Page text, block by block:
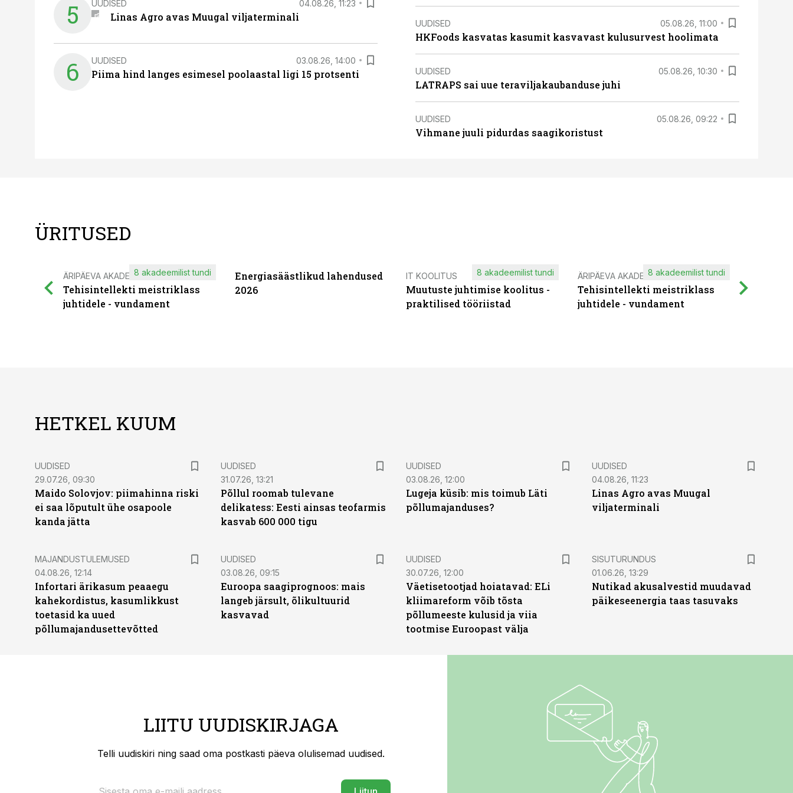
5 UUDISED 04.08.26, 11:23
Linas Agro avas Muugal viljaterminali
6 UUDISED 03.08.26, 14:00
Piima hind langes esimesel poolaastal ligi 15 protsenti
UUDISED 05.08.26, 11:00
HKFoods kasvatas kasumit kasvavast kulusurvest hoolimata
UUDISED 05.08.26, 10:30
LATRAPS sai uue teraviljakaubanduse juhi
UUDISED 05.08.26, 09:22
Vihmane juuli pidurdas saagikoristust
ÜRITUSED
ÄRIPÄEVA AKADEEMIA
Tehisintellekti meistriklass
juhtidele - vundament
8 akadeemilist tundi
Energiasäästlikud lahendused
2026
IT KOOLITUS
Muutuste juhtimise koolitus -
praktilised tööriistad
8 akadeemilist tundi ÄRIPÄEVA AKADEEMIA
Tehisintellekti meistriklass
juhtidele - vundament
8 akadeemilist tundi
HETKEL KUUM
UUDISED
29.07.26, 09:30
Maido Solovjov: piimahinna riski
ei saa lõputult ühe osapoole
kanda jätta
UUDISED
31.07.26, 13:21
Põllul roomab tulevane
delikatess: Eesti ainsas teofarmis
kasvab 600 000 tigu
UUDISED
03.08.26, 12:00
Lugeja küsib: mis toimub Läti
põllumajanduses?
UUDISED
04.08.26, 11:23
Linas Agro avas Muugal
viljaterminali
MAJANDUSTULEMUSED
04.08.26, 12:14
Infortari ärikasum peaaegu
kahekordistus, kasumlikkust
toetasid ka uued
põllumajandusettevõtted
UUDISED
03.08.26, 09:15
Euroopa saagiprognoos: mais
langeb järsult, õlikultuurid
kasvavad
UUDISED
30.07.26, 12:00
Väetisetootjad hoiatavad: ELi
kliimareform võib tõsta
põllumeeste kulusid ja viia
tootmise Euroopast välja
ST
SISUTURUNDUS
01.06.26, 13:29
Nutikad akusalvestid muudavad
päikeseenergia taas tasuvaks
LIITU UUDISKIRJAGA
Telli uudiskiri ning saad oma postkasti päeva olulisemad uudised.